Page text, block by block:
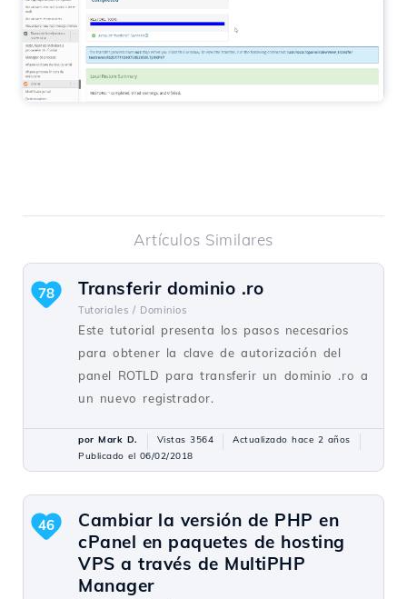
Artículos Similares
Transferir dominio .ro
Tutoriales / Dominios
Este tutorial presenta los pasos necesarios
para obtener la clave de autorización del
panel ROTLD para transferir un dominio .ro a
un nuevo registrador.
78
por Mark D. Vistas 3564
Actualizado hace 2 años
Publicado el 06/02/2018
Cambiar la versión de PHP en
cPanel en paquetes de hosting
VPS a través de MultiPHP
Manager
46